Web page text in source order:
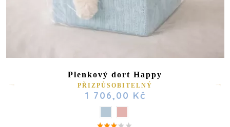
Plenkový dort Happy
PŘIZPŮSOBITELNÝ
1 706,00 Kč